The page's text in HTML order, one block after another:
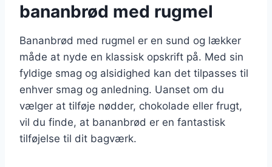
bananbrød med rugmel
Bananbrød med rugmel er en sund og lækker
måde at nyde en klassisk opskrift på. Med sin
fyldige smag og alsidighed kan det tilpasses til
enhver smag og anledning. Uanset om du
vælger at tilføje nødder, chokolade eller frugt,
vil du finde, at bananbrød er en fantastisk
tilføjelse til dit bagværk.